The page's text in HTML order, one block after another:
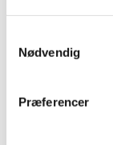
Nødvendig
Præferencer